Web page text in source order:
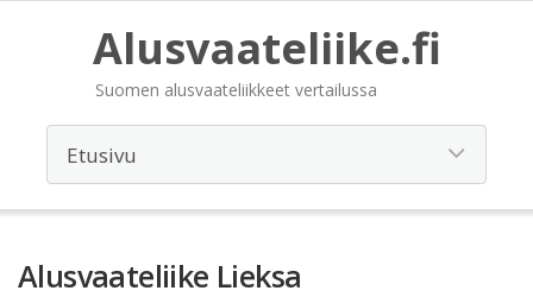
Alusvaateliike.fi
Suomen alusvaateliikkeet vertailussa
Alusvaateliike Lieksa